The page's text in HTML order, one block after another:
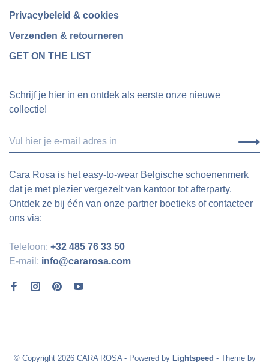
Privacybeleid & cookies
Verzenden & retourneren
GET ON THE LIST
Schrijf je hier in en ontdek als eerste onze nieuwe
collectie!
Cara Rosa is het easy-to-wear Belgische schoenenmerk
dat je met plezier vergezelt van kantoor tot afterparty.
Ontdek ze bij één van onze partner boetieks of contacteer
ons via:
Telefoon: +32 485 76 33 50
E-mail: info@cararosa.com
© Copyright 2026 CARA ROSA - Powered by Lightspeed - Theme by